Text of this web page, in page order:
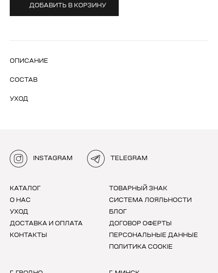
ДОБАВИТЬ В КОРЗИНУ
ОПИСАНИЕ
СОСТАВ
УХОД
INSTAGRAM TELEGRAM
КАТАЛОГ
О НАС
УХОД
ДОСТАВКА И ОПЛАТА
КОНТАКТЫ
ТОВАРНЫЙ ЗНАК
СИСТЕМА ЛОЯЛЬНОСТИ
БЛОГ
ДОГОВОР ОФЕРТЫ
ПЕРСОНАЛЬНЫЕ ДАННЫЕ
ПОЛИТИКА COOKIE